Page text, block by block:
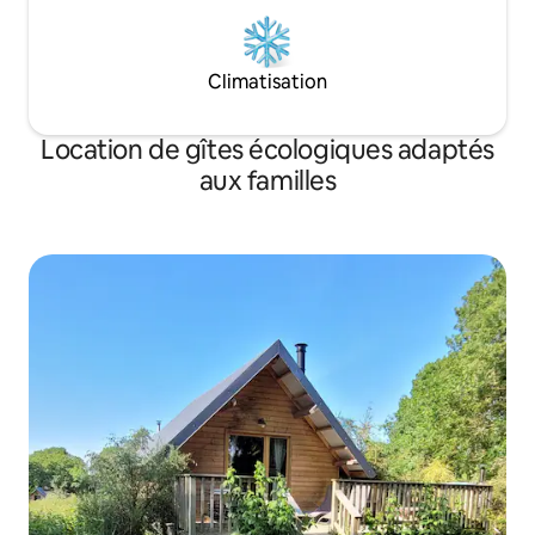
Climatisation
Location de gîtes écologiques adaptés
aux familles